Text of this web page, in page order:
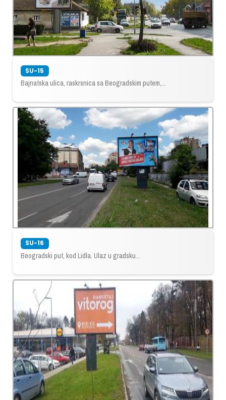
SU-15
Bajnatska ulica, raskrsnica sa Beogradskim putem,...
SU-16
Beogradski put, kod Lidla. Ulaz u gradsku...